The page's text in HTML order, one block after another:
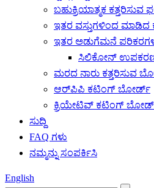
ಬಹುಕ್ರಿಯಾತ್ಮಕ ಕತ್ತರಿಸುವ
ಇತರ ವಸ್ತುಗಳಿಂದ ಮಾಡಿದ
ಇತರ ಅಡುಗೆಮನೆ
ಸಿಲಿಕೋನ್
ಮರದ ನಾರು ಕತ್ತರಿಸುವ
ಆರ್‌ಪಿಪಿ ಕಟಿಂಗ್ ಬೋರ್ಡ್
ಕ್ರಿಯೇಟಿವ್ ಕಟಿಂಗ್
ಸುದ್ದಿ
FAQ ಗಳು
ನಮ್ಮನ್ನು ಸಂಪರ್ಕಿಸಿ
English